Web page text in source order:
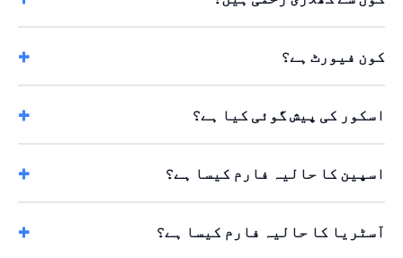
کون فیورٹ ہے؟
اسکور کی پیش گوئی کیا ہے؟
اسپین کا حالیہ فارم کیسا ہے؟
آسٹریا کا حالیہ فارم کیسا ہے؟